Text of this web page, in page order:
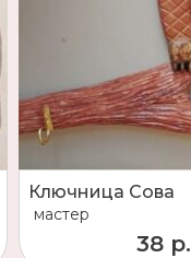
Ключница Сова
мастер
38 р.